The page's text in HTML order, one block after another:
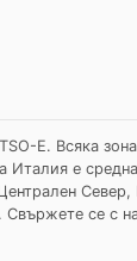
E. Всяка
Италия е
Свържете се с